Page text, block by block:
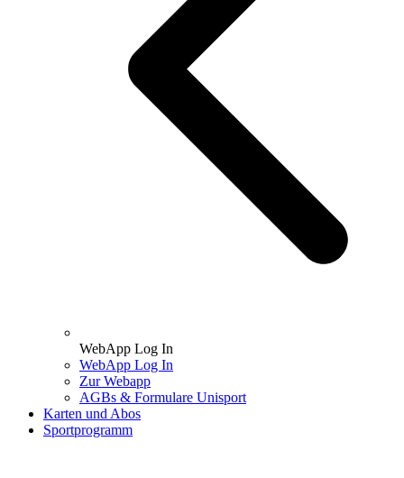
WebApp Log In
WebApp Log In
Zur Webapp
AGBs & Formulare Unisport
Karten und Abos
Sportprogramm